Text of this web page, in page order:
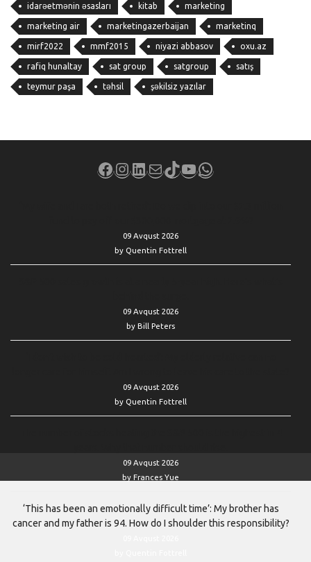
idarəetmənin əsasları kitab marketing
marketing air marketingazerbaijan marketinq
mirf2022 mmf2015 niyazi abbasov oxu.az
rafiq hunaltay sat group satgroup satış
teymur paşa təhsil şəkilsiz yazılar
Facebook
Instagram
LinkedIn
MailTikTok
YouTube
WhatsApp
09 Avqust 2026
by Quentin Fottrell
09 Avqust 2026
by Bill Peters
09 Avqust 2026
by Quentin Fottrell
09 Avqust 2026
by Frances Yue
‘This has been an emotionally difficult time’: My brother has
cancer and my father is 94. How do I shoulder this responsibility?